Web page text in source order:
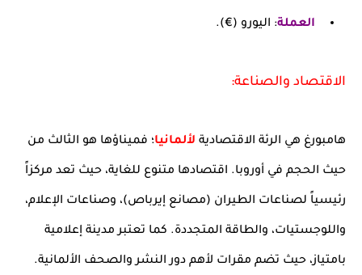
العملة: اليورو (€).
الاقتصاد والصناعة:
هامبورغ هي الرئة الاقتصادية لألمانيا؛ فميناؤها هو الثالث من
حيث الحجم في أوروبا. اقتصادها متنوع للغاية، حيث تعد مركزاً
رئيسياً لصناعات الطيران (مصانع إيرباص)، وصناعات الإعلام،
واللوجستيات، والطاقة المتجددة. كما تعتبر مدينة إعلامية
بامتياز، حيث تضم مقرات لأهم دور النشر والصحف الألمانية.